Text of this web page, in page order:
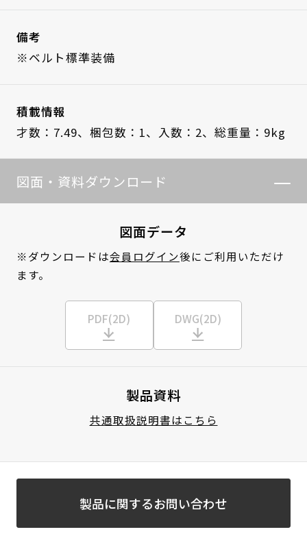
備考
※ベルト標準装備
積載情報
才数：7.49、 梱包数：1、 入数：2、 総重量：9kg
図面・資料ダウンロード
図面データ
※ダウンロードは会員ログイン後にご利用いただけ
ます。
PDF(2D) DWG(2D)
製品資料
共通取扱説明書はこちら
製品に関するお問い合わせ